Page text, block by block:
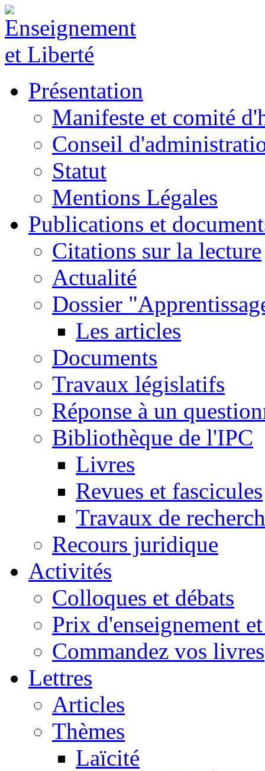
Présentation
Manifeste et comité
Conseil
Statut
Mentions Légales
Publications et
Citations sur la lecture
Actualité
Dossier
Les articles
Documents
Travaux législatifs
Réponse à un
Bibliothèque de l'IPC
Livres
Revues et fascicules
Travaux de
Recours juridique
Activités
Colloques et débats
Prix d'enseignement
Commandez vos livres
Lettres
Articles
Thèmes
Laïcité